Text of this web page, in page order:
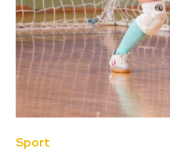
Sport